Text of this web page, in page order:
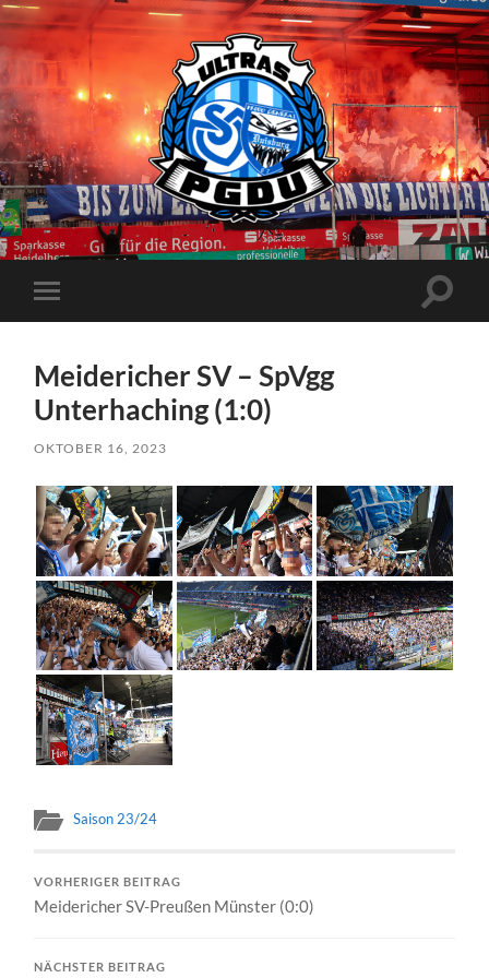
Proud
Generation
Duisburg
Mobile-
Menü
Meidericher SV – SpVgg
Unterhaching (1:0)
OKTOBER 16, 2023
Saison 23/24
VORHERIGER BEITRAG
Meidericher SV-Preußen Münster (0:0)
NÄCHSTER BEITRAG